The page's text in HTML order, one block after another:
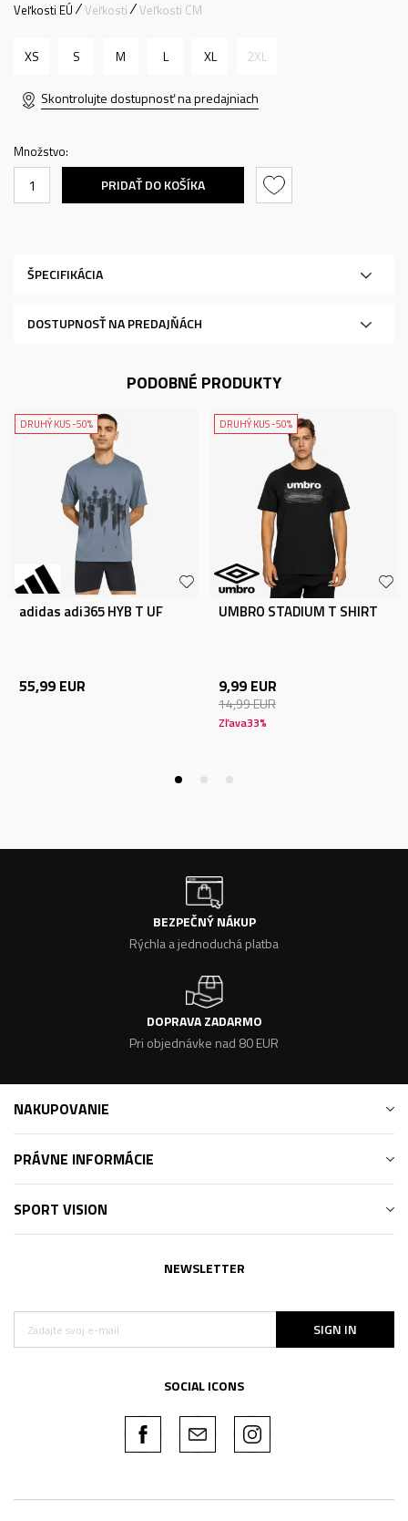
Veľkosti EÚ Veľkosti Veľkosti CM
XS S M L XL 2XL
Skontrolujte dostupnosť na predajniach
Množstvo:
PRIDAŤ DO KOŠÍKA
ŠPECIFIKÁCIA
DOSTUPNOSŤ NA PREDAJŇÁCH
PODOBNÉ PRODUKTY
DRUHÝ KUS -50%
adidas adi365 HYB T UF
55,99 EUR
DRUHÝ KUS -50%
UMBRO STADIUM T SHIRT
9,99 EUR
14,99EUR
Zľava33%
BEZPEČNÝ NÁKUP
Rýchla a jednoduchá platba
DOPRAVA ZADARMO
Pri objednávke nad 80 EUR
NAKUPOVANIE
PRÁVNE INFORMÁCIE
SPORT VISION
NEWSLETTER
SIGN IN
SOCIAL ICONS